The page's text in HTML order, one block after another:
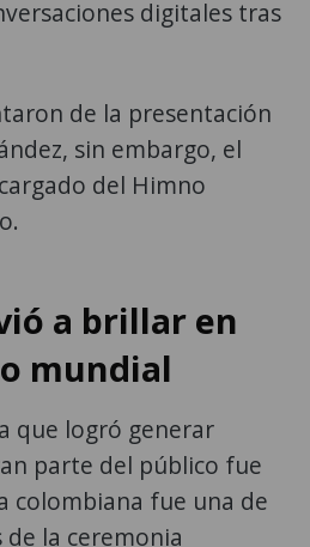
digitales tras
de la presentación
sin embargo, el
del Himno
a brillar en
mundial
que logró generar
parte del público fue
colombiana fue una de
de la ceremonia